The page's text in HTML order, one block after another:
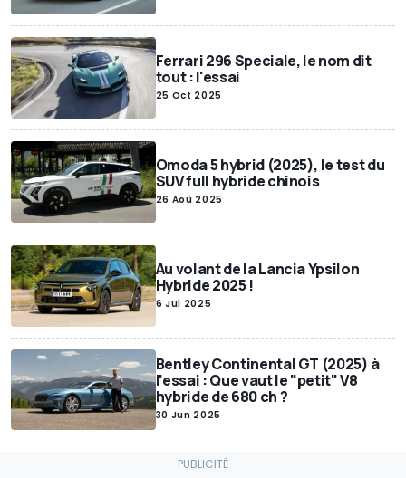
Ferrari 296 Speciale, le nom dit
tout : l'essai
25 Oct 2025
Omoda 5 hybrid (2025), le test du
SUV full hybride chinois
26 Aoû 2025
Au volant de la Lancia Ypsilon
Hybride 2025 !
6 Jul 2025
Bentley Continental GT (2025) à
l'essai : Que vaut le "petit" V8
hybride de 680 ch ?
30 Jun 2025